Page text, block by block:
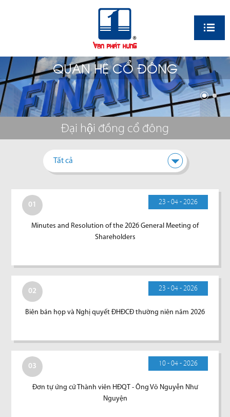
QUAN HỆ CỔ ĐÔNG
Đại hội đồng cổ đông
Tất cả
01 23 - 04 - 2026
Minutes and Resolution of the 2026 General Meeting of
Shareholders
02 23 - 04 - 2026
Biên bản họp và Nghị quyết ĐHĐCĐ thường niên năm 2026
03 10 - 04 - 2026
Đơn tự ứng cử Thành viên HĐQT - Ông Võ Nguyễn Như
Nguyện